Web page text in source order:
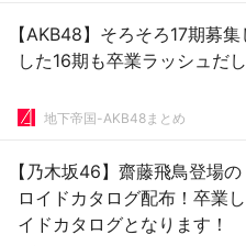
【AKB48】そろそろ17期募
した16期も卒業ラッシュだし
地下帝国-AKB48まとめ
【乃木坂46】齋藤飛鳥登場
ロイドカタログ配布！卒業
イドカタログとなります！